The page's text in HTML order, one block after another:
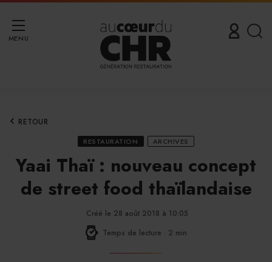
MENU
RETOUR
RESTAURATION ARCHIVES
Yaai Thaï : nouveau concept
de street food thaïlandaise
Créé le 28 août 2018 à 10:05
Temps de lecture : 2 min